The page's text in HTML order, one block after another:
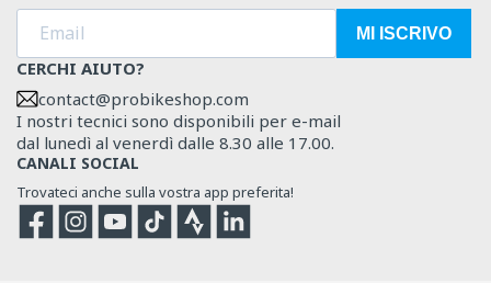
MI ISCRIVO
CERCHI AIUTO?
contact@probikeshop.com
I nostri tecnici sono disponibili per e-mail
dal lunedì al venerdì dalle 8.30 alle 17.00.
CANALI SOCIAL
Trovateci anche sulla vostra app preferita!
FacebookInstagram
YouTubeTikTokStrava